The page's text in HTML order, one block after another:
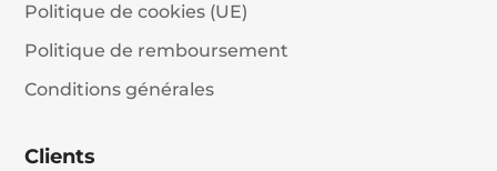
Politique de cookies (UE)
Politique de remboursement
Conditions générales
Clients